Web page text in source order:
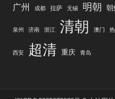
广州 成都 拉萨 无锡 明朝 朝
泉州 济南 浙江 清朝 澳门
西安 超清 重庆 青岛